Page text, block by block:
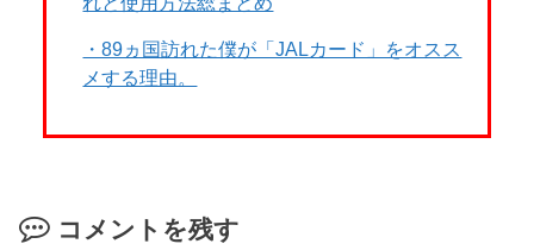
・89ヵ国訪れた僕が「JALカード」をオスス
メする理由。
コメントを残す